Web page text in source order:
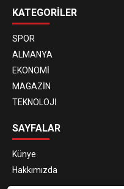
KATEGORİLER
SPOR
ALMANYA
EKONOMİ
MAGAZİN
TEKNOLOJİ
SAYFALAR
Künye
Hakkımızda